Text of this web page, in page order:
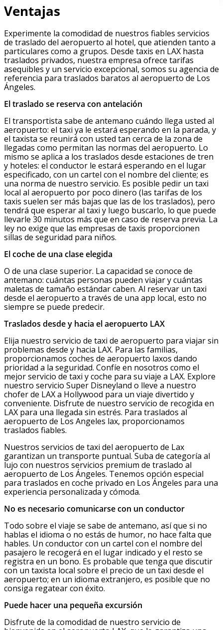
Ventajas
Experimente la comodidad de nuestros fiables servicios
de traslado del aeropuerto al hotel, que atienden tanto a
particulares como a grupos. Desde taxis en LAX hasta
traslados privados, nuestra empresa ofrece tarifas
asequibles y un servicio excepcional, somos su agencia de
referencia para traslados baratos al aeropuerto de Los
Ángeles.
El traslado se reserva con antelación
El transportista sabe de antemano cuándo llega usted al
aeropuerto: el taxi ya le estará esperando en la parada, y
el taxista se reunirá con usted tan cerca de la zona de
llegadas como permitan las normas del aeropuerto. Lo
mismo se aplica a los traslados desde estaciones de tren
y hoteles: el conductor le estará esperando en el lugar
especificado, con un cartel con el nombre del cliente; es
una norma de nuestro servicio. Es posible pedir un taxi
local al aeropuerto por poco dinero (las tarifas de los
taxis suelen ser más bajas que las de los traslados), pero
tendrá que esperar al taxi y luego buscarlo, lo que puede
llevarle 30 minutos más que en caso de reserva previa. La
ley no exige que las empresas de taxis proporcionen
sillas de seguridad para niños.
El coche de una clase elegida
O de una clase superior. La capacidad se conoce de
antemano: cuántas personas pueden viajar y cuántas
maletas de tamaño estándar caben. Al reservar un taxi
desde el aeropuerto a través de una app local, esto no
siempre se puede predecir.
Traslados desde y hacia el aeropuerto LAX
Elija nuestro servicio de taxi de aeropuerto para viajar sin
problemas desde y hacia LAX. Para las familias,
proporcionamos coches de aeropuerto laxos dando
prioridad a la seguridad. Confíe en nosotros como el
mejor servicio de taxi y coche para su viaje a LAX. Explore
nuestro servicio Super Disneyland o lleve a nuestro
chofer de LAX a Hollywood para un viaje divertido y
conveniente. Disfrute de nuestro servicio de recogida en
LAX para una llegada sin estrés. Para traslados al
aeropuerto de Los Angeles lax, proporcionamos
traslados fiables.
Nuestros servicios de taxi del aeropuerto de Lax
garantizan un transporte puntual. Suba de categoría al
lujo con nuestros servicios premium de traslado al
aeropuerto de Los Ángeles. Tenemos opción especial
para traslados en coche privado en Los Ángeles para una
experiencia personalizada y cómoda.
No es necesario comunicarse con un conductor
Todo sobre el viaje se sabe de antemano, así que si no
hablas el idioma o no estás de humor, no hace falta que
hables. Un conductor con un cartel con el nombre del
pasajero le recogerá en el lugar indicado y el resto se
registra en un bono. Es probable que tenga que discutir
con un taxista local sobre el precio de un taxi desde el
aeropuerto; en un idioma extranjero, es posible que no
consiga regatear con éxito.
Puede hacer una pequeña excursión
Disfrute de la comodidad de nuestro servicio de